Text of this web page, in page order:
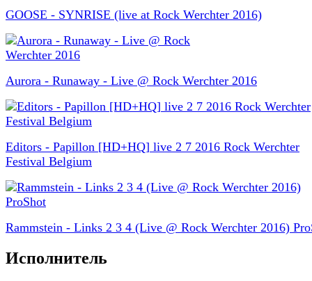
GOOSE - SYNRISE (live at Rock Werchter 2016)
Aurora - Runaway - Live @ Rock Werchter 2016
Editors - Papillon [HD+HQ] live 2 7 2016 Rock Werchter
Festival Belgium
Rammstein - Links 2 3 4 (Live @ Rock Werchter 2016)
Исполнитель